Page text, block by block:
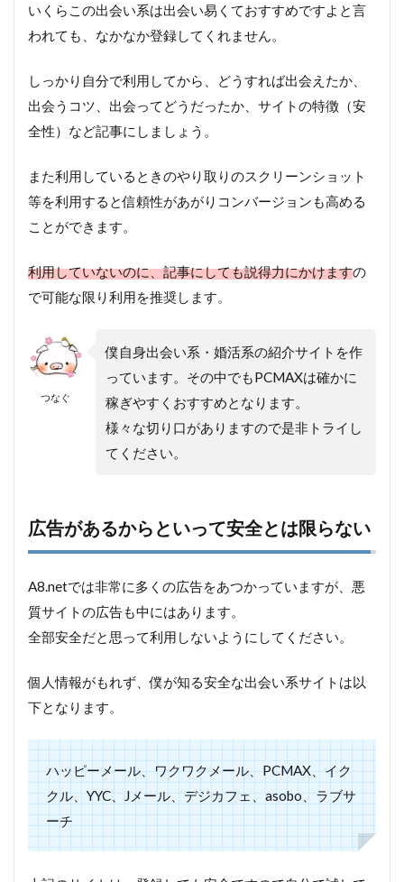
いくらこの出会い系は出会い易くておすすめですよと言
われても、なかなか登録してくれません。
しっかり自分で利用してから、どうすれば出会えたか、
出会うコツ、出会ってどうだったか、サイトの特徴（安
全性）など記事にしましょう。
また利用しているときのやり取りのスクリーンショット
等を利用すると信頼性があがりコンバージョンも高める
ことができます。
利用していないのに、記事にしても説得力にかけますの
で可能な限り利用を推奨します。
つなぐ
僕自身出会い系・婚活系の紹介サイトを作
っています。その中でもPCMAXは確かに
稼ぎやすくおすすめとなります。
様々な切り口がありますので是非トライし
てください。
広告があるからといって安全とは限らない
A8.netでは非常に多くの広告をあつかっていますが、悪
質サイトの広告も中にはあります。
全部安全だと思って利用しないようにしてください。
個人情報がもれず、僕が知る安全な出会い系サイトは以
下となります。
ハッピーメール、ワクワクメール、PCMAX、イク
クル、YYC、Jメール、デジカフェ、asobo、ラブサ
ーチ